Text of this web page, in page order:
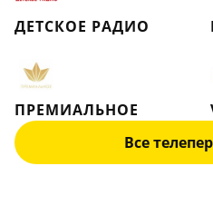
ДЕТСКОЕ РАДИО
ПРЕМИАЛЬНОЕ
Все